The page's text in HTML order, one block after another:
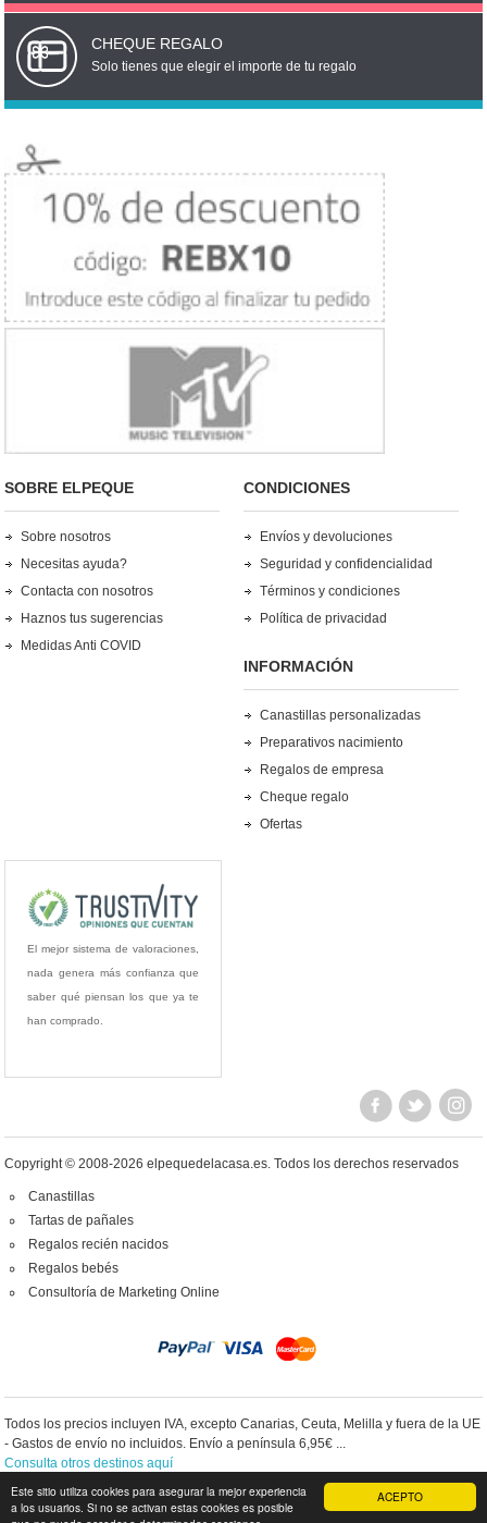
ACEPTO
Este sitio utiliza cookies para asegurar la mejor experiencia
a los usuarios. Si no se activan estas cookies es posible
CHEQUE REGALO
Solo tienes que elegir el importe de tu regalo
SOBRE ELPEQUE
Sobre nosotros
Necesitas ayuda?
Contacta con nosotros
Haznos tus sugerencias
Medidas Anti COVID
CONDICIONES
Envíos y devoluciones
Seguridad y confidencialidad
Términos y condiciones
Política de privacidad
INFORMACIÓN
Canastillas personalizadas
Preparativos nacimiento
Regalos de empresa
Cheque regalo
Ofertas
El mejor sistema de valoraciones,
nada genera más confianza que
saber qué piensan los que ya te
han comprado.
Copyright © 2008-2026 elpequedelacasa.es.Todos los derechos reservados
Canastillas
Tartas de pañales
Regalos recién nacidos
Regalos bebés
Consultoría de Marketing Online
Todos los precios incluyen IVA, excepto Canarias, Ceuta, Melilla y fuera de la UE
- Gastos de envío no incluidos. Envío a península 6,95€ ...
Consulta otros destinos aquí
IR A VERSIÓN PC